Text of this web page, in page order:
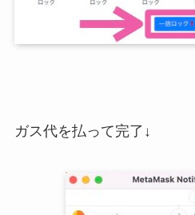
ガス代を払って完了↓